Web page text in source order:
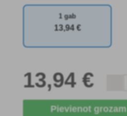
1 gab
13,94 €
13,94 €
Pievienot grozam